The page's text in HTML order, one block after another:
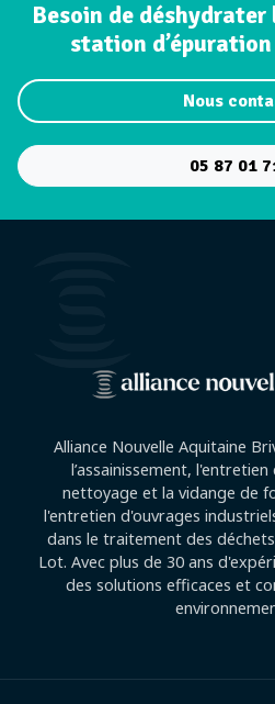
Besoin de déshydrater
station
Nous
05 87 01
Alliance Nouvelle Aquitaine
l’assainissement,
nettoyage et la vidange de
l'entretien d'ouvrages
dans le traitement des
Lot. Avec plus de 30 ans
des solutions efficaces et